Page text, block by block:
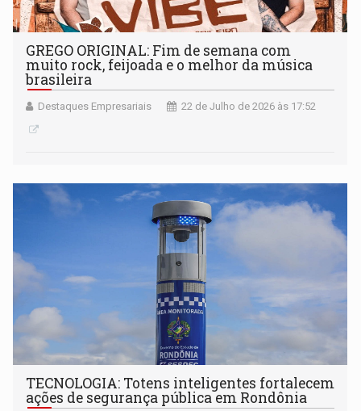
GREGO ORIGINAL: Fim de semana com
muito rock, feijoada e o melhor da música
brasileira
Destaques Empresariais 22 de Julho de 2026 às 17:52
TECNOLOGIA: Totens inteligentes fortalecem
ações de segurança pública em Rondônia